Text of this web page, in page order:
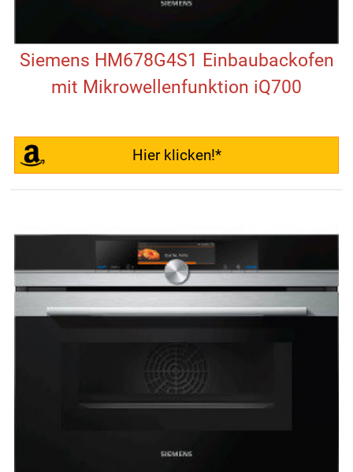
Siemens HM678G4S1 Einbaubackofen
mit Mikrowellenfunktion iQ700
Hier klicken!*